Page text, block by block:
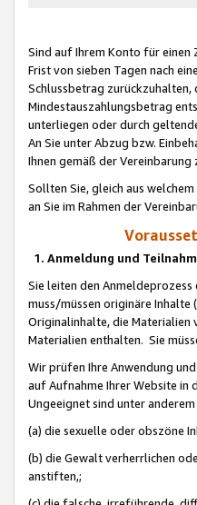
Sind auf Ihrem Konto für einen
Frist von sieben Tagen nach
Schlussbetrag zurückzuhalten,
Mindestauszahlungsbetrag
unterliegen oder durch
An Sie unter Abzug bzw.
Ihnen gemäß der Vereinbarung
Sollten Sie, gleich aus
an Sie im Rahmen der
1. Anmeldung und
Sie leiten den
muss/müssen originäre
Originalinhalte, die Materialien
Materialien enthalten. Sie
Wir prüfen Ihre Anwendung
auf Aufnahme Ihrer Website in
Ungeeignet sind unter anderem
(a) die sexuelle oder obszöne
(b) die Gewalt verherrlichen
anstiften,;